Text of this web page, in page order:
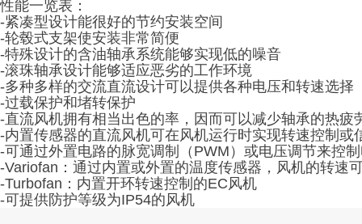
性能一览表：
-紧凑型设计能很好的节约安装空间
-轮毂式支架使安装非常简便
-特殊设计的含油轴承系统能够实现低的噪音
-滚珠轴承设计能够适应恶劣的工作环境
-多种多样的交流直流设计可以提供各种电压和转速选择
-过载保护和堵转保护
-直流风机拥有相当出色的率，因而可以减少轴承的热疲
-内置传感器的直流风机可在风机运行时实现转速控制或
-可通过外置电路的脉宽调制（PWM）或电压调节来控
-Variofan：通过内置或外置的温度传感器，风机的转速
-Turbofan：内置开环转速控制的EC风机
-可提供防护等级为IP54的风机